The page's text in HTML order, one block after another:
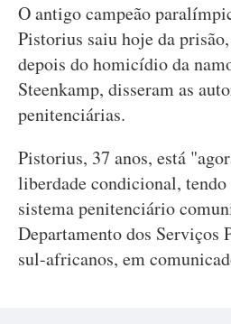
O antigo campeão
Pistorius saiu hoje da
depois do homicídio da
Steenkamp, disseram as
penitenciárias.
Pistorius, 37 anos, está
liberdade condicional,
sistema penitenciário
Departamento dos Serviços
sul-africanos, em